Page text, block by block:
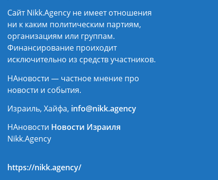
Сайт Nikk.Agency не имеет отношения
ни к каким политическим партиям,
организациям или группам.
Финансирование проиходит
исключительно из средств участников.
НАновости — частное мнение про
новости и события.
Израиль, Хайфа, info@nikk.agency
НАновости Новости Израиля
Nikk.Agency
https://nikk.agency/